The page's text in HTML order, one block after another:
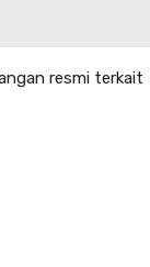
resmi terkait